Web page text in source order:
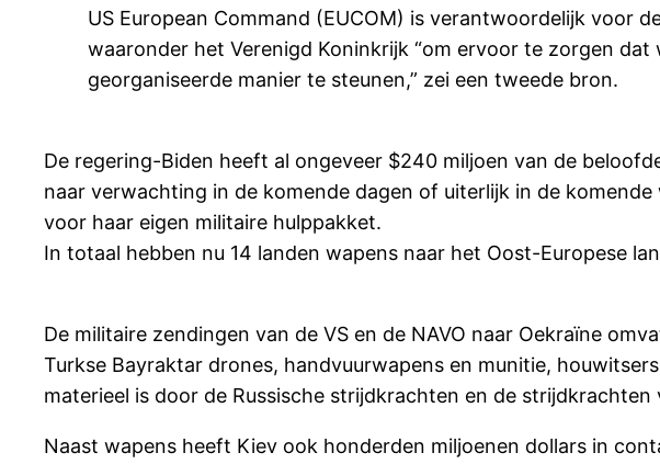
US European Command (EUCOM) is verantwoordelijk voor
waaronder het Verenigd Koninkrijk “om ervoor te zorgen
georganiseerde manier te steunen,” zei een tweede bron.
De regering-Biden heeft al ongeveer $240 miljoen van de
naar verwachting in de komende dagen of uiterlijk in de
voor haar eigen militaire hulppakket.
In totaal hebben nu 14 landen wapens naar het Oost-Europese
De militaire zendingen van de VS en de NAVO naar Oekraïne
Turkse Bayraktar drones, handvuurwapens en munitie,
materieel is door de Russische strijdkrachten en de
Naast wapens heeft Kiev ook honderden miljoenen dollars in